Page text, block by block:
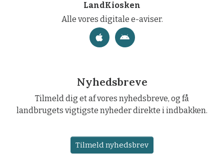
LandKiosken
Alle vores digitale e-aviser.
Nyhedsbreve
Tilmeld dig et af vores nyhedsbreve, og få
landbrugets vigtigste nyheder direkte i indbakken.
Tilmeld nyhedsbrev